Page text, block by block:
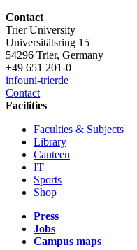
Contact
Trier University
Universitätsring 15
54296 Trier, Germany
+49 651 201-0
infouni-trierde
Contact
Facilities
Faculties & Subjects
Library
Canteen
IT
Sports
Shop
Press
Jobs
Campus maps